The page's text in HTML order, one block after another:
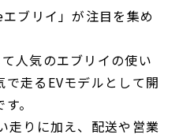
ブリイ」が注目を集め
人気のエブリイの使い
走るEVモデルとして開
。
走りに加え、配送や営業